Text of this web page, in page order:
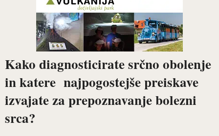
Kako diagnosticirate srčno obolenje
in katere najpogostejše preiskave
izvajate za prepoznavanje bolezni
srca?